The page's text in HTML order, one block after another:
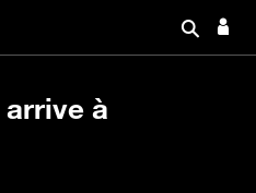
à